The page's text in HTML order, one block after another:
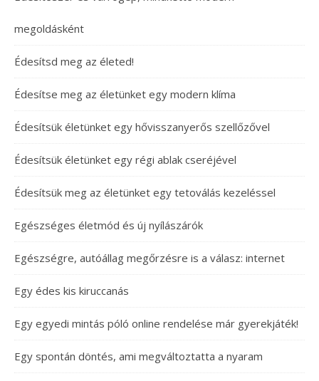
megoldásként
Édesítsd meg az életed!
Édesítse meg az életünket egy modern klíma
Édesítsük életünket egy hővisszanyerős szellőzővel
Édesítsük életünket egy régi ablak cseréjével
Édesítsük meg az életünket egy tetoválás kezeléssel
Egészséges életmód és új nyílászárók
Egészségre, autóállag megőrzésre is a válasz: internet
Egy édes kis kiruccanás
Egy egyedi mintás póló online rendelése már gyerekjáték!
Egy spontán döntés, ami megváltoztatta a nyaram